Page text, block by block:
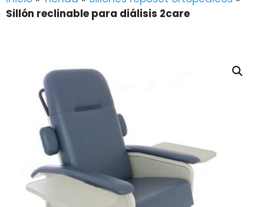
Sillón reclinable para diálisis 2care